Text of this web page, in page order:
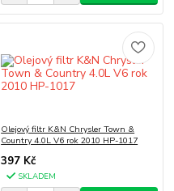
Olejový filtr K&N Chrysler Town &
Country 4.0L V6 rok 2010 HP-1017
397 Kč
SKLADEM